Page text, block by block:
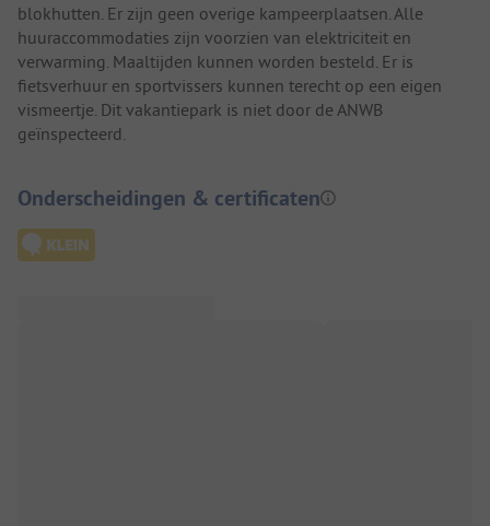
blokhutten. Er zijn geen overige kampeerplaatsen. Alle
huuraccommodaties zijn voorzien van elektriciteit en
verwarming. Maaltijden kunnen worden besteld. Er is
fietsverhuur en sportvissers kunnen terecht op een eigen
vismeertje. Dit vakantiepark is niet door de ANWB
geïnspecteerd.
Onderscheidingen & certificaten